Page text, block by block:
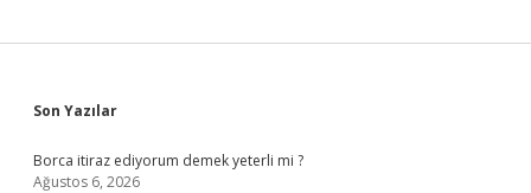
Sidebar
Son Yazılar
Borca itiraz ediyorum demek yeterli mi ?
Ağustos 6, 2026